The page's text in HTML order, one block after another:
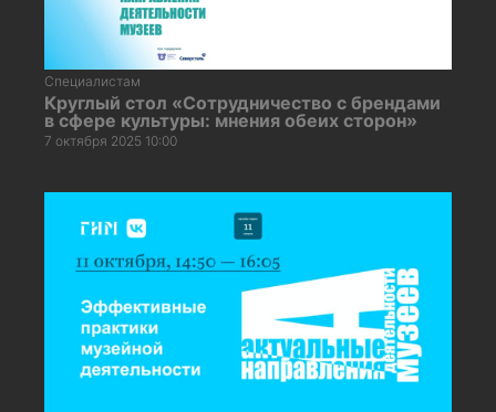
Специалистам
Круглый стол «Сотрудничество с брендами
в сфере культуры: мнения обеих сторон»
7 октября 2025 10:00